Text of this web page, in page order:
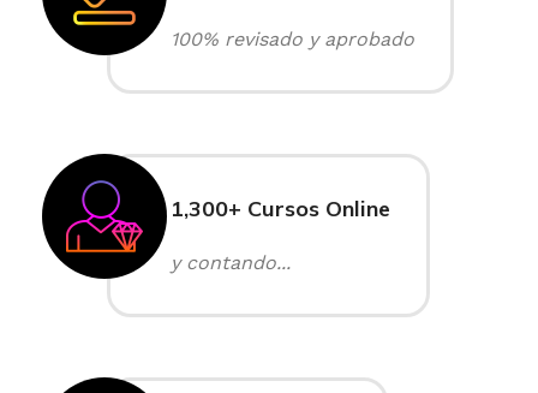
100% revisado y aprobado
1,300+ Cursos Online
y contando...